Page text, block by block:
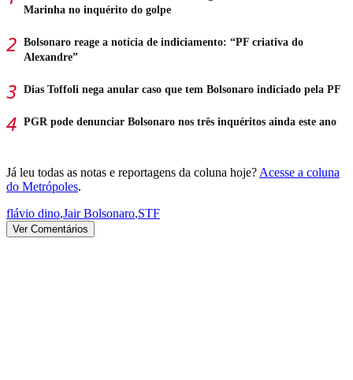
Marinha no inquérito do golpe
Bolsonaro reage a notícia de indiciamento: “PF criativa do
Alexandre”
Dias Toffoli nega anular caso que tem Bolsonaro indiciado pela PF
PGR pode denunciar Bolsonaro nos três inquéritos ainda este ano
Já leu todas as notas e reportagens da coluna hoje? Acesse a coluna
do Metrópoles.
flávio dino,Jair Bolsonaro,STF
Ver Comentários